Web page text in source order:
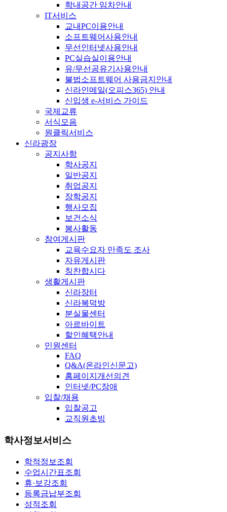
학내공간 임차안내
IT서비스
교내PC이용안내
소프트웨어사용안내
무선인터넷사용안내
PC실습실이용안내
유/무선공유기사용안내
불법소프트웨어 사용금지안내
신라인메일(오피스365) 안내
신입생 e-서비스 가이드
국제교류
서식모음
원클릭서비스
신라광장
공지사항
학사공지
일반공지
취업공지
장학공지
행사모집
보건소식
봉사활동
참여게시판
교육수요자 만족도 조사
자유게시판
칭찬합시다
생활게시판
신라장터
신라복덕방
분실물센터
아르바이트
할인혜택안내
민원센터
FAQ
Q&A(온라인신문고)
홈페이지개선의견
인터넷/PC장애
입찰/채용
입찰공고
교직원초빙
학사정보서비스
학적정보조회
수업시간표조회
휴·보강조회
등록금납부조회
성적조회